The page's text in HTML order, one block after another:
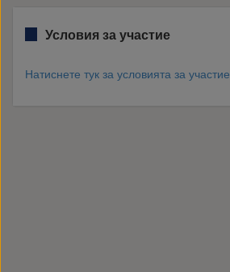
Условия за участие
Натиснете тук за условията за участие